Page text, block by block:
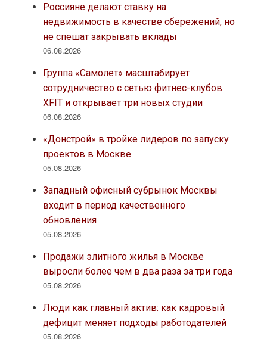
Россияне делают ставку на
недвижимость в качестве сбережений, но
не спешат закрывать вклады
06.08.2026
Группа «Самолет» масштабирует
сотрудничество с сетью фитнес-клубов
XFIT и открывает три новых студии
06.08.2026
«Донстрой» в тройке лидеров по запуску
проектов в Москве
05.08.2026
Западный офисный субрынок Москвы
входит в период качественного
обновления
05.08.2026
Продажи элитного жилья в Москве
выросли более чем в два раза за три года
05.08.2026
Люди как главный актив: как кадровый
дефицит меняет подходы работодателей
05.08.2026